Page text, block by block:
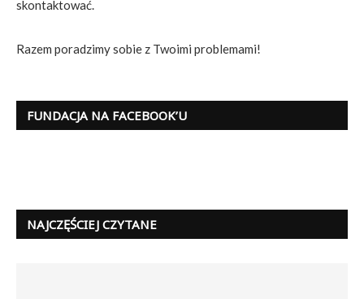
skontaktować.
Razem poradzimy sobie z Twoimi problemami!
FUNDACJA NA FACEBOOK’U
NAJCZĘŚCIEJ CZYTANE